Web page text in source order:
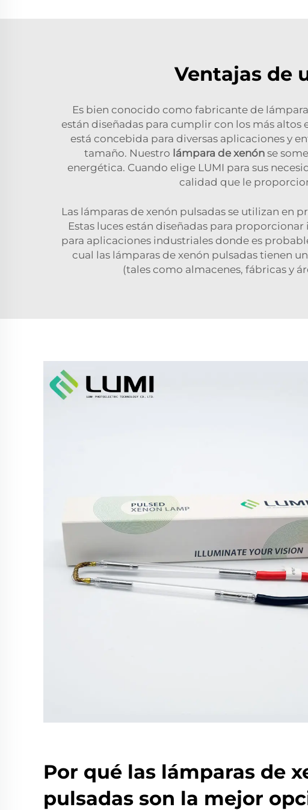
Ventajas de
Es bien conocido como fabricante de
están diseñadas para cumplir con los más
está concebida para diversas aplicaciones y
tamaño. Nuestro lámpara de xenón se
energética. Cuando elige LUMI para sus
calidad que le
Las lámparas de xenón pulsadas se utilizan en
Estas luces están diseñadas para
para aplicaciones industriales donde es
cual las lámparas de xenón pulsadas tienen
(tales como almacenes, fábricas y
Por qué las lámparas de
pulsadas son la mejor